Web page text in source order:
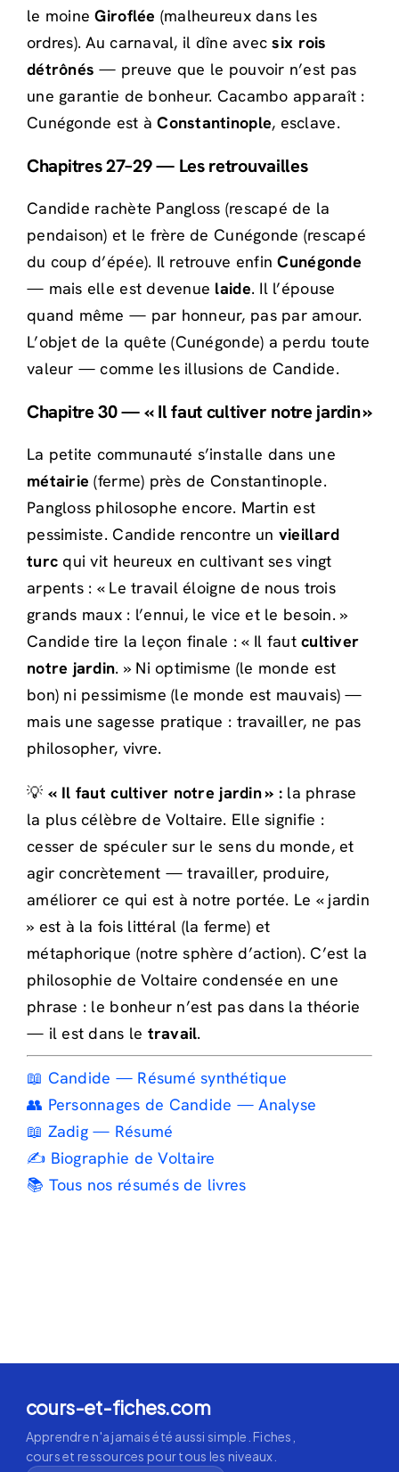
le moineGiroflée (malheureux dans les
ordres). Au carnaval, il dîne avecsix rois
détrônés — preuve que le pouvoir n’est pas
une garantie de bonheur. Cacambo apparaît :
Cunégonde est àConstantinople, esclave.
Chapitres 27–29 — Les retrouvailles
Candide rachète Pangloss (rescapé de la
pendaison) et le frère de Cunégonde (rescapé
du coup d’épée). Il retrouve enfinCunégonde
— mais elle est devenue laide. Il l’épouse
quand même — par honneur, pas par amour.
L’objet de la quête (Cunégonde) a perdu toute
valeur — comme les illusions de Candide.
Chapitre 30 — « Il faut cultiver notre jardin »
La petite communauté s’installe dans une
métairie (ferme) près de Constantinople.
Pangloss philosophe encore. Martin est
pessimiste. Candide rencontre un vieillard
turc qui vit heureux en cultivant ses vingt
arpents : « Le travail éloigne de nous trois
grands maux : l’ennui, le vice et le besoin. »
Candide tire la leçon finale : « Il fautcultiver
notre jardin. » Ni optimisme (le monde est
bon) ni pessimisme (le monde est mauvais) —
mais une sagesse pratique : travailler, ne pas
philosopher, vivre.
💡 « Il faut cultiver notre jardin » : la phrase
la plus célèbre de Voltaire. Elle signifie :
cesser de spéculer sur le sens du monde, et
agir concrètement — travailler, produire,
améliorer ce qui est à notre portée. Le « jardin
» est à la fois littéral (la ferme) et
métaphorique (notre sphère d’action). C’est la
philosophie de Voltaire condensée en une
phrase : le bonheur n’est pas dans la théorie
— il est dans le travail.
📖 Candide — Résumé synthétique
👥 Personnages de Candide — Analyse
📖 Zadig — Résumé
✍️ Biographie de Voltaire
📚 Tous nos résumés de livres
cours-et-fiches.com
Apprendre n'a jamais été aussi simple. Fiches,
cours et ressources pour tous les niveaux.